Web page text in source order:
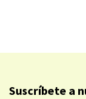
Suscríbete a